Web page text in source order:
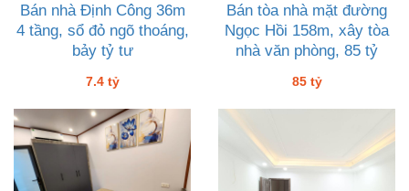
Bán nhà Định Công 36m
4 tầng, sổ đỏ ngõ thoáng,
bảy tỷ tư
7.4 tỷ
Bán tòa nhà mặt đường
Ngọc Hồi 158m, xây tòa
nhà văn phòng, 85 tỷ
85 tỷ